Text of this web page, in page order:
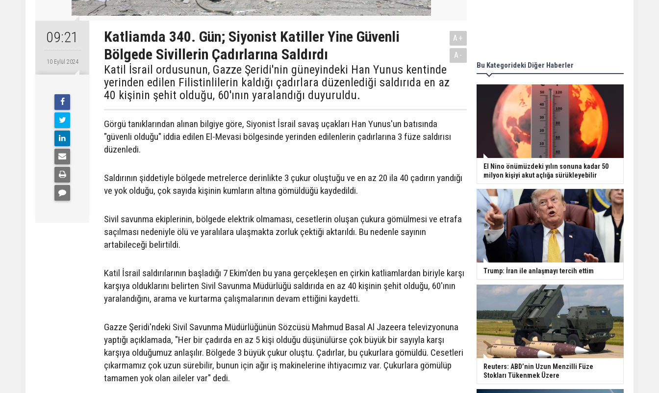
09:21
10 Eylül 2024
Katliamda 340. Gün; Siyonist Katiller Yine Güvenli
Bölgede Sivillerin Çadırlarına Saldırdı
Katil İsrail ordusunun, Gazze Şeridi'nin güneyindeki Han Yunus kentinde
yerinden edilen Filistinlilerin kaldığı çadırlara düzenlediği saldırıda en az
40 kişinin şehit olduğu, 60'ının yaralandığı duyuruldu.
A+
A-
Görgü tanıklarından alınan bilgiye göre, Siyonist İsrail savaş uçakları Han Yunus'un batısında
"güvenli olduğu" iddia edilen El-Mevasi bölgesinde yerinden edilenlerin çadırlarına 3 füze saldırısı
düzenledi.
Saldırının şiddetiyle bölgede metrelerce derinlikte 3 çukur oluştuğu ve en az 20 ila 40 çadırın yandığı
ve yok olduğu, çok sayıda kişinin kumların altına gömüldüğü kaydedildi.
Sivil savunma ekiplerinin, bölgede elektrik olmaması, cesetlerin oluşan çukura gömülmesi ve etrafa
saçılması nedeniyle ölü ve yaralılara ulaşmakta zorluk çektiği aktarıldı. Bu nedenle sayının
artabileceği belirtildi.
Katil İsrail saldırılarının başladığı 7 Ekim'den bu yana gerçekleşen en çirkin katliamlardan biriyle karşı
karşıya olduklarını belirten Sivil Savunma Müdürlüğü saldırıda en az 40 kişinin şehit olduğu, 60'ının
yaralandığını, arama ve kurtarma çalışmalarının devam ettiğini kaydetti.
Gazze Şeridi'ndeki Sivil Savunma Müdürlüğünün Sözcüsü Mahmud Basal Al Jazeera televizyonuna
yaptığı açıklamada, "Her bir çadırda en az 5 kişi olduğu düşünülürse çok büyük bir sayıyla karşı
karşıya olduğumuz anlaşılır. Bölgede 3 büyük çukur oluştu. Çadırlar, bu çukurlara gömüldü. Cesetleri
çıkarmamız çok uzun sürebilir, bunun için ağır iş makinelerine ihtiyacımız var. Çukurlara gömülüp
tamamen yok olan aileler var" dedi.
Bu Kategorideki Diğer Haberler
El Nino önümüzdeki yılın sonuna kadar 50
milyon kişiyi akut açlığa sürükleyebilir
Trump: İran ile anlaşmayı tercih ettim
Reuters: ABD’nin Uzun Menzilli Füze
Stokları Tükenmek Üzere